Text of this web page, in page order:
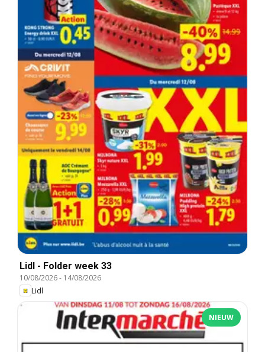
Lidl - Folder week 33
10/08/2026- 14/08/2026
Lidl
NIEUW